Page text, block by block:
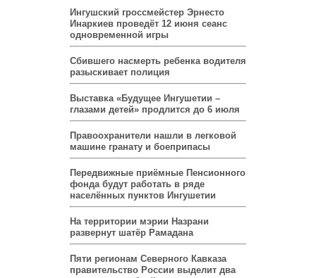
Ингушский гроссмейстер Эрнесто
Инаркиев проведёт 12 июня сеанс
одновременной игры
Сбившего насмерть ребенка водителя
разыскивает полиция
Выставка «Будущее Ингушетии –
глазами детей» продлится до 6 июля
Правоохранители нашли в легковой
машине гранату и боеприпасы
Передвижные приёмные Пенсионного
фонда будут работать в ряде
населённых пунктов Ингушетии
На территории мэрии Назрани
развернут шатёр Рамадана
Пяти регионам Северного Кавказа
правительство России выделит два